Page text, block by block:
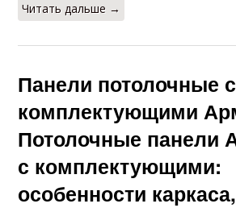
Читать дальше →
Панели потолочные с
комплектующими
Потолочные панели
с комплектующими:
особенности